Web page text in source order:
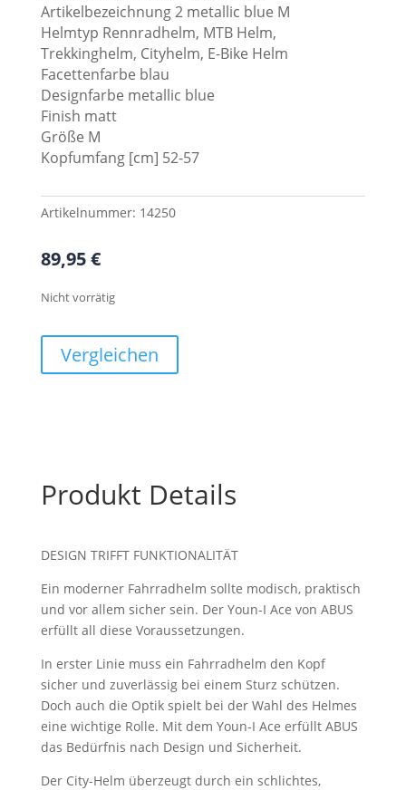
Artikelbezeichnung 2 metallic blue M
Helmtyp Rennradhelm, MTB Helm,
Trekkinghelm, Cityhelm, E-Bike Helm
Facettenfarbe blau
Designfarbe metallic blue
Finish matt
Größe M
Kopfumfang [cm] 52-57
Artikelnummer: 14250
89,95€
Nicht vorrätig
Vergleichen
Produkt Details
DESIGN TRIFFT FUNKTIONALITÄT
Ein moderner Fahrradhelm sollte modisch, praktisch
und vor allem sicher sein. Der Youn-I Ace von ABUS
erfüllt all diese Voraussetzungen.
In erster Linie muss ein Fahrradhelm den Kopf
sicher und zuverlässig bei einem Sturz schützen.
Doch auch die Optik spielt bei der Wahl des Helmes
eine wichtige Rolle. Mit dem Youn-I Ace erfüllt ABUS
das Bedürfnis nach Design und Sicherheit.
Der City-Helm überzeugt durch ein schlichtes,